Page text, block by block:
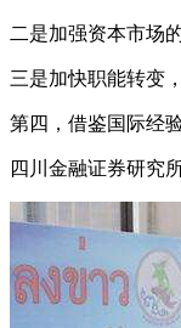
二是加强资本市场
三是加快职能转变
第四，借鉴国际经
四川金融证券研究